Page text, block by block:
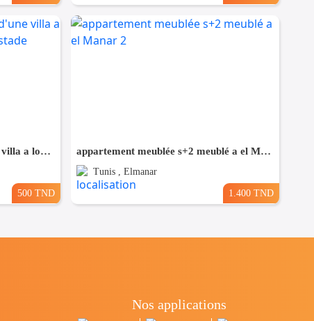
un studio s+2 vide au rdc d'une villa a louer situé a bardo prés de stade
500 TND
appartement meublée s+2 meublé a el Manar 2
Tunis , Elmanar
1.400 TND
Nos applications